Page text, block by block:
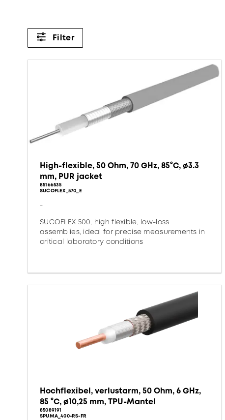
Filter
High-flexible, 50 Ohm, 70 GHz, 85°C, ø3.3
mm, PUR jacket
85166535
SUCOFLEX_570_E
-
SUCOFLEX 500, high flexible, low-loss
assemblies, ideal for precise measurements in
critical laboratory conditions
Hochflexibel, verlustarm, 50 Ohm, 6 GHz,
85 °C, ø10,25 mm, TPU-Mantel
85089191
SPUMA_400-RS-FR